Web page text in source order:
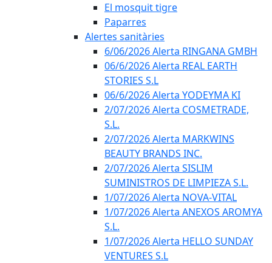
El mosquit tigre
Paparres
Alertes sanitàries
6/06/2026 Alerta RINGANA GMBH
06/6/2026 Alerta REAL EARTH
STORIES S.L
06/6/2026 Alerta YODEYMA KI
2/07/2026 Alerta COSMETRADE,
S.L.
2/07/2026 Alerta MARKWINS
BEAUTY BRANDS INC.
2/07/2026 Alerta SISLIM
SUMINISTROS DE LIMPIEZA S.L.
1/07/2026 Alerta NOVA-VITAL
1/07/2026 Alerta ANEXOS AROMYA
S.L.
1/07/2026 Alerta HELLO SUNDAY
VENTURES S.L